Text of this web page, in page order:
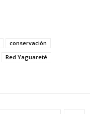
conservación
Red Yaguareté